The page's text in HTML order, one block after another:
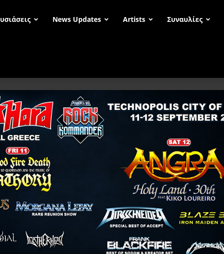
News Updates Artists Συναυλίες